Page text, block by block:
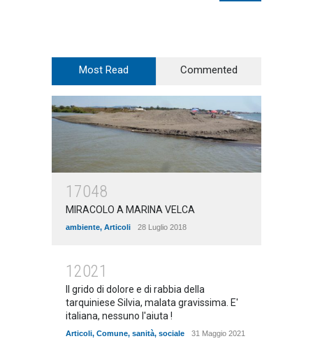
Most Read Commented
17048
MIRACOLO A MARINA VELCA
ambiente, Articoli 28 Luglio 2018
12021
Il grido di dolore e di rabbia della
tarquiniese Silvia, malata gravissima. E'
italiana, nessuno l'aiuta !
Articoli, Comune, sanità, sociale 31 Maggio 2021